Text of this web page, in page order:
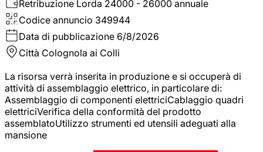
Retribuzione Lorda 24000 - 26000 annuale
Codice annuncio 349944
Data di pubblicazione 6/8/2026
Città Colognola ai Colli
La risorsa verrà inserita in produzione e si occuperà di
attività di assemblaggio elettrico, in particolare di:
Assemblaggio di componenti elettriciCablaggio quadri
elettriciVerifica della conformità del prodotto
assemblatoUtilizzo strumenti ed utensili adeguati alla
mansione